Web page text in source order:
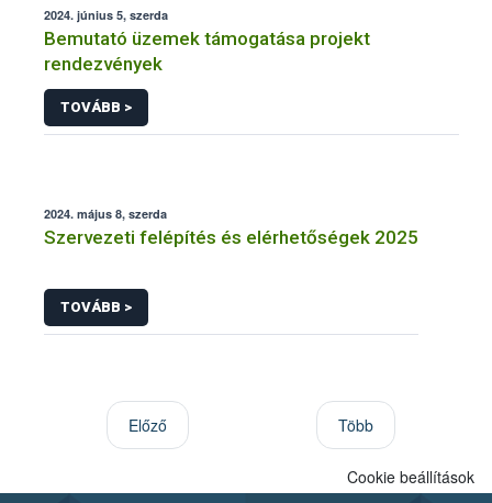
2024. június 5, szerda
Bemutató üzemek támogatása projekt
rendezvények
TOVÁBB >
2024. május 8, szerda
Szervezeti felépítés és elérhetőségek 2025
TOVÁBB >
Előző Több
Cookie beállítások